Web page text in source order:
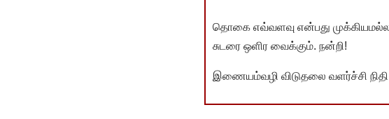
தொகை எவ்வளவு என்பது முக்கியமல்ல!
சுடரை ஒளிர வைக்கும். நன்றி!
இணையம்வழி விடுதலை வளர்ச்சி